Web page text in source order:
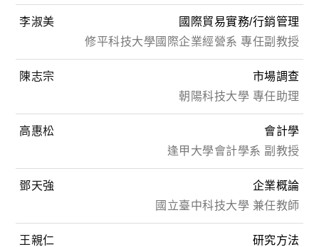
國際貿易實務/行銷管理
李淑美
修平科技大學國際企業經營系 專任副教授
市場調查
陳志宗
朝陽科技大學 專任助理
會計學
高惠松
逢甲大學會計學系 副教授
企業概論
鄧天強
國立臺中科技大學 兼任教師
研究方法
王親仁